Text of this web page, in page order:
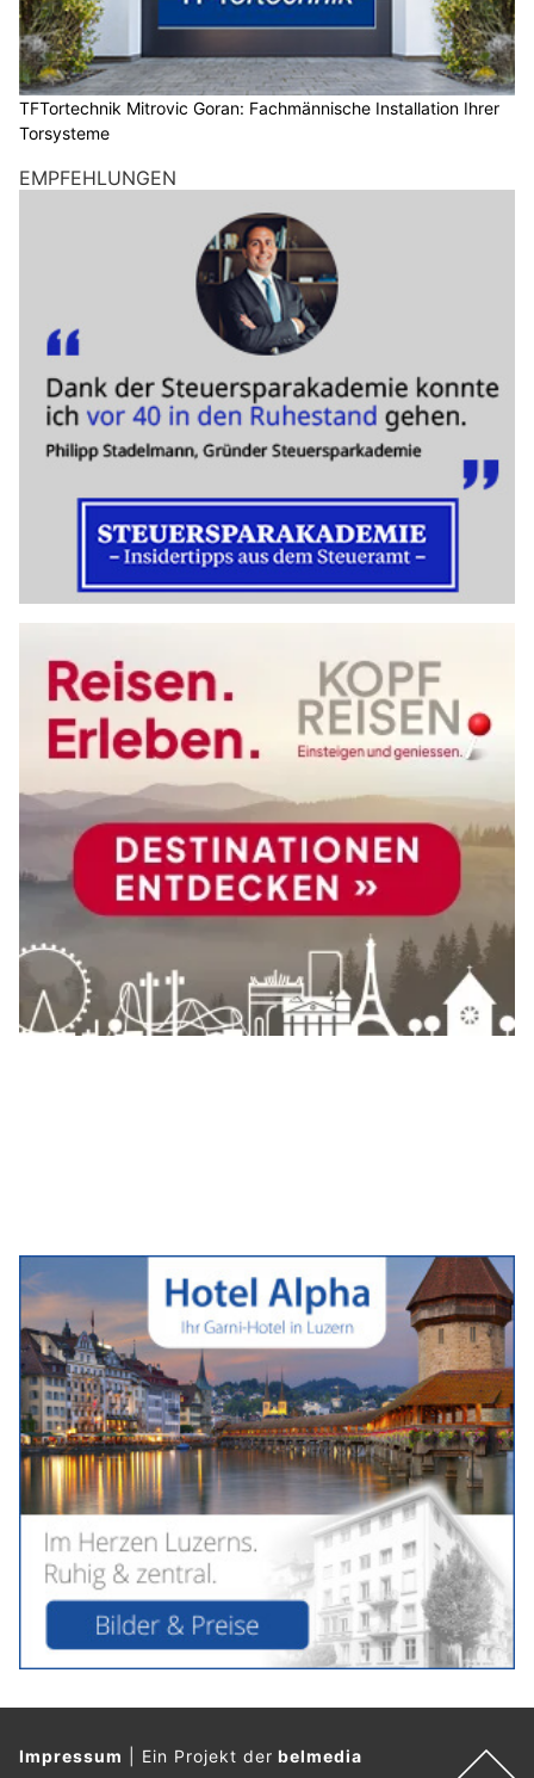
TFTortechnik Mitrovic Goran: Fachmännische Installation Ihrer
Torsysteme
EMPFEHLUNGEN
Impressum Ein Projekt derbelmedia